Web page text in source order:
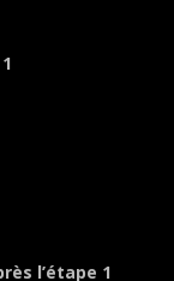
l’étape 1